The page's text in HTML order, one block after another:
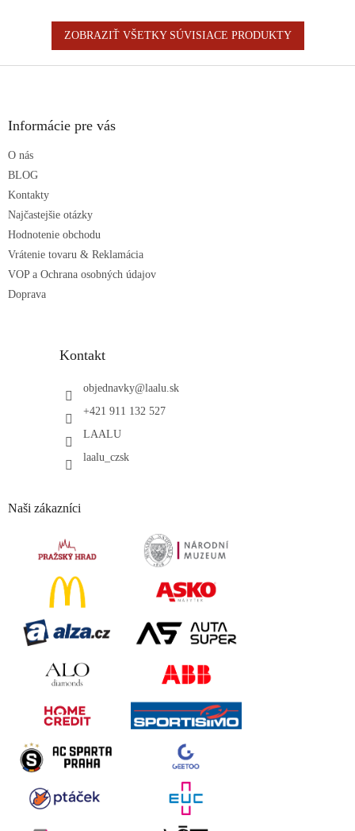
ZOBRAZIŤ VŠETKY SÚVISIACE PRODUKTY
Informácie pre vás
O nás
BLOG
Kontakty
Najčastejšie otázky
Hodnotenie obchodu
Vrátenie tovaru & Reklamácia
VOP a Ochrana osobných údajov
Doprava
Kontakt
objednavky@laalu.sk
+421 911 132 527
LAALU
laalu_czsk
Naši zákazníci